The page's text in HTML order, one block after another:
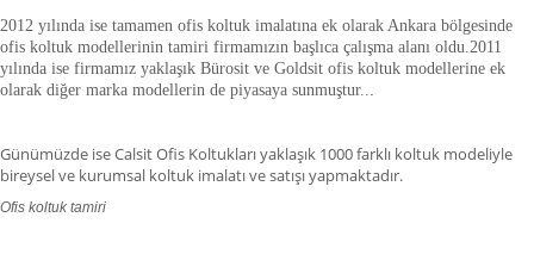
2012 yılında ise tamamen ofis koltuk imalatına ek olarak Ankara bölgesinde
ofis koltuk modellerinin tamiri firmamızın başlıca çalışma alanı oldu. 2011
yılında ise firmamız yaklaşık Bürosit ve Goldsit ofis koltuk modellerine ek
olarak diğer marka modellerin de piyasaya sunmuştur.
Günümüzde ise Calsit Ofis Koltukları yaklaşık 1000 farklı koltuk modeliyle
bireysel ve kurumsal koltuk imalatı ve satışı yapmaktadır.
Ofis koltuk tamiri